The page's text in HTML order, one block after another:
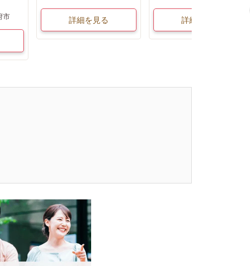
市 詳細を見る 詳細を見る